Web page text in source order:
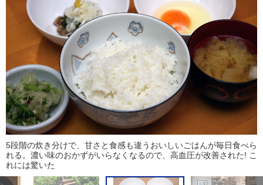
5段階の炊き分けで、甘さと食感も違うおいしいごはんが毎日食べら
れる。濃い味のおかずがいらなくなるので、高血圧が改善された! こ
れには驚いた